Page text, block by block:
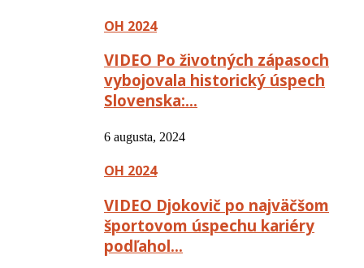
OH 2024
VIDEO Po životných zápasoch
vybojovala historický úspech
Slovenska:…
6 augusta, 2024
OH 2024
VIDEO Djokovič po najväčšom
športovom úspechu kariéry
podľahol…